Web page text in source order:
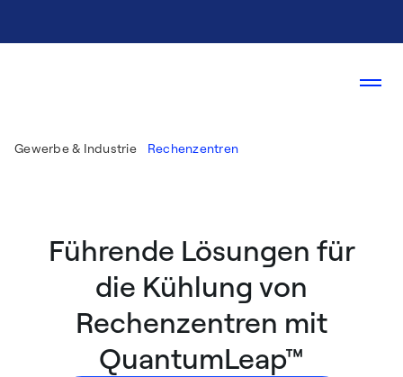
Gewerbe & Industrie Rechenzentren
Führende Lösungen für
die Kühlung von
Rechenzentren mit
QuantumLeap™